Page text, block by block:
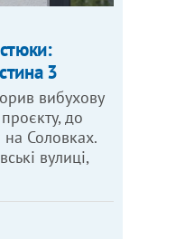
3
вибухову
до
на Соловках.
вулиці,